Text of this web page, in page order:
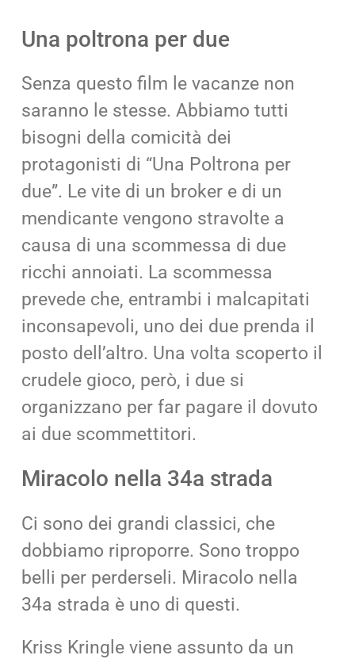
Una poltrona per due
Senza questo film le vacanze non
saranno le stesse. Abbiamo tutti
bisogni della comicità dei
protagonisti di “Una Poltrona per
due”. Le vite di un broker e di un
mendicante vengono stravolte a
causa di una scommessa di due
ricchi annoiati. La scommessa
prevede che, entrambi i malcapitati
inconsapevoli, uno dei due prenda il
posto dell’altro. Una volta scoperto il
crudele gioco, però, i due si
organizzano per far pagare il dovuto
ai due scommettitori.
Miracolo nella 34a strada
Ci sono dei grandi classici, che
dobbiamo riproporre. Sono troppo
belli per perderseli. Miracolo nella
34a strada è uno di questi.
Kriss Kringle viene assunto da un